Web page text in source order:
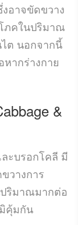
อาจขัดขวาง
ภคในปริมาณ
ไต นอกจากนี้
ากร่างกาย
&
ะบรอกโคลี มี
วางการ
ริมาณมากต่อ
คุ้มกัน